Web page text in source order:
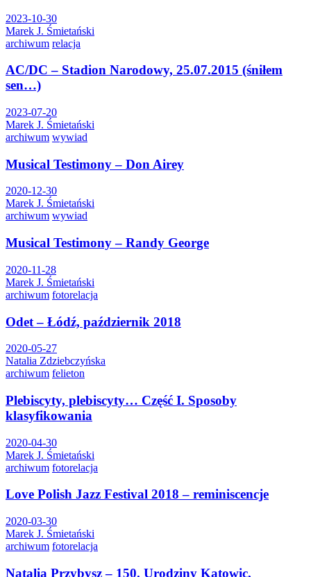
2023-10-30
Marek J. Śmietański
archiwum relacja
AC/DC – Stadion Narodowy, 25.07.2015 (śniłem
sen…)
2023-07-20
Marek J. Śmietański
archiwum wywiad
Musical Testimony – Don Airey
2020-12-30
Marek J. Śmietański
archiwum wywiad
Musical Testimony – Randy George
2020-11-28
Marek J. Śmietański
archiwum fotorelacja
Odet – Łódź, październik 2018
2020-05-27
Natalia Zdziebczyńska
archiwum felieton
Plebiscyty, plebiscyty… Część I. Sposoby
klasyfikowania
2020-04-30
Marek J. Śmietański
archiwum fotorelacja
Love Polish Jazz Festival 2018 – reminiscencje
2020-03-30
Marek J. Śmietański
archiwum fotorelacja
Natalia Przybysz – 150. Urodziny Katowic,